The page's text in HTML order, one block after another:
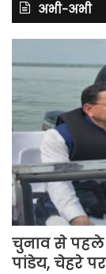
अभी-अभी
चुनाव से पहले
पांडेय, चेहरे